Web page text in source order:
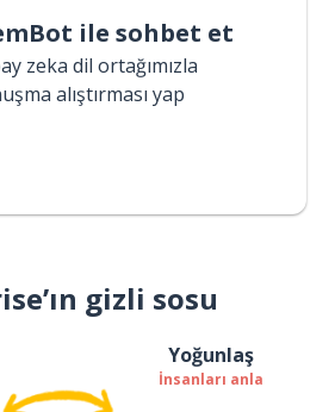
ile sohbet et
zeka dil ortağımızla
alıştırması yap
gizli sosu
Yoğunlaş
İnsanları anla